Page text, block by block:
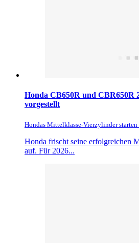
Honda CB650R und CBR650R
vorgestellt
Hondas Mittelklasse-Vierzylinder
Honda frischt seine erfolgreichen
auf. Für 2026...